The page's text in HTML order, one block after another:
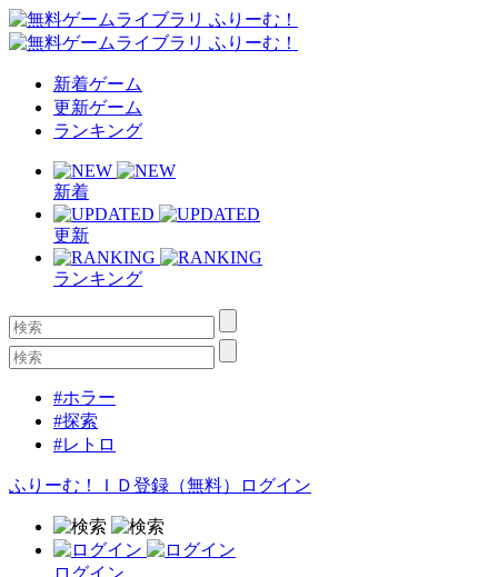
新着ゲーム
更新ゲーム
ランキング
新着
更新
ランキング
#ホラー
#探索
#レトロ
ふりーむ！ＩＤ登録（無料） ログイン
ログイン